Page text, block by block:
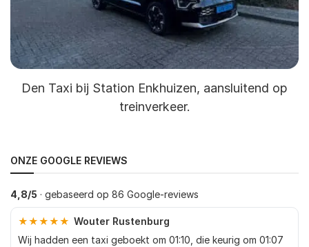
Den Taxi bij Station Enkhuizen, aansluitend op
treinverkeer.
ONZE GOOGLE REVIEWS
4,8/5 · gebaseerd op 86 Google-reviews
★★★★★ Wouter Rustenburg
Wij hadden een taxi geboekt om 01:10, die keurig om 01:07